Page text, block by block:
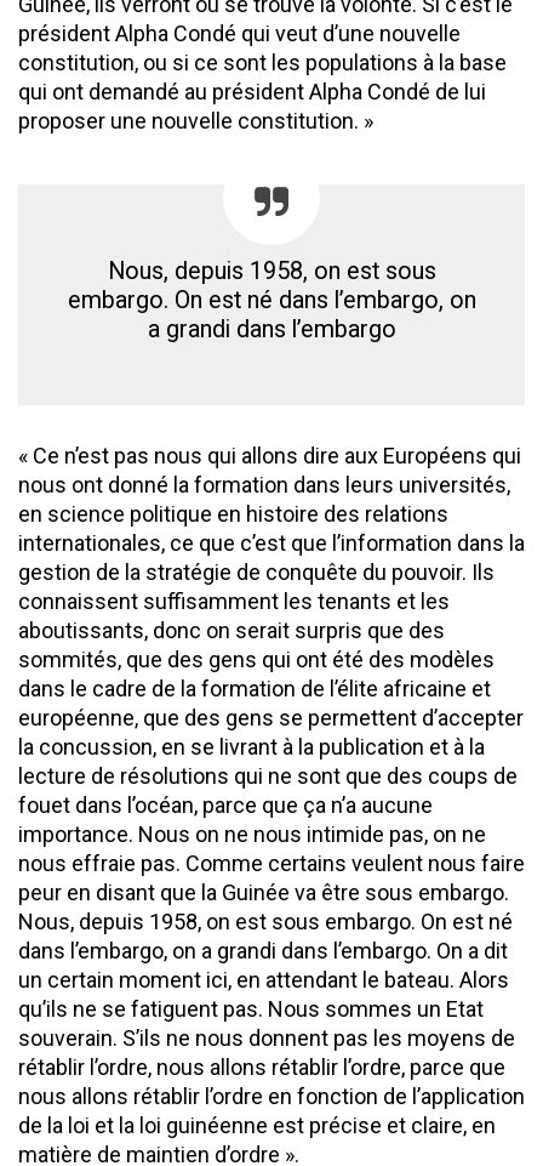
président Alpha Condé qui veut d’une nouvelle
constitution, ou si ce sont les populations à la base
qui ont demandé au président Alpha Condé de lui
proposer une nouvelle constitution. »
Nous, depuis 1958, on est sous
embargo. On est né dans l’embargo, on
a grandi dans l’embargo
« Ce n’est pas nous qui allons dire aux Européens qui
nous ont donné la formation dans leurs universités,
en science politique en histoire des relations
internationales, ce que c’est que l’information dans la
gestion de la stratégie de conquête du pouvoir. Ils
connaissent suffisamment les tenants et les
aboutissants, donc on serait surpris que des
sommités, que des gens qui ont été des modèles
dans le cadre de la formation de l’élite africaine et
européenne, que des gens se permettent d’accepter
la concussion, en se livrant à la publication et à la
lecture de résolutions qui ne sont que des coups de
fouet dans l’océan, parce que ça n’a aucune
importance. Nous on ne nous intimide pas, on ne
nous effraie pas. Comme certains veulent nous faire
peur en disant que la Guinée va être sous embargo.
Nous, depuis 1958, on est sous embargo. On est né
dans l’embargo, on a grandi dans l’embargo. On a dit
un certain moment ici, en attendant le bateau. Alors
qu’ils ne se fatiguent pas. Nous sommes un Etat
souverain. S’ils ne nous donnent pas les moyens de
rétablir l’ordre, nous allons rétablir l’ordre, parce que
nous allons rétablir l’ordre en fonction de l’application
de la loi et la loi guinéenne est précise et claire, en
matière de maintien d’ordre ».